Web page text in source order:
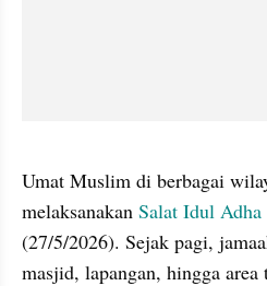
Umat Muslim di berbagai
melaksanakan Salat Idul Adha
(27/5/2026). Sejak pagi,
masjid, lapangan, hingga area